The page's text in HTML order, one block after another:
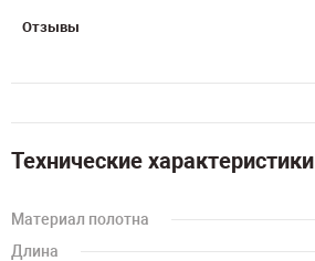
Отзывы
Технические характеристики
Материал полотна
Длина